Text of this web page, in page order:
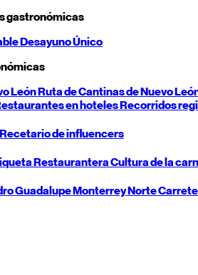
gastronómicas
DesayunoÚnico
LeónRuta de Cantinas deNuevo
en hotelesRecorridos
Recetario de influencers
RestauranteraCultura de la
GuadalupeMonterreyNorte